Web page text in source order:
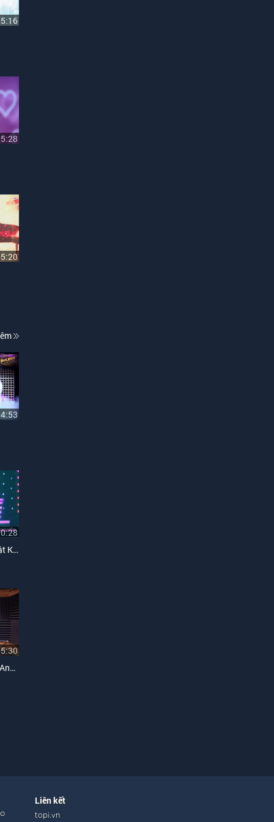
Liên Khúc Kẻ Đến Sau, Nhật Ký Đời Tôi
Liên Khúc Sao Chưa Thấy Anh Về, Nén Hương Yêu
Liên kết
topi.vn